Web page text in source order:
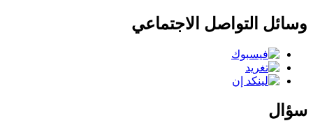
وسائل التواصل الاجتماعي
سؤال